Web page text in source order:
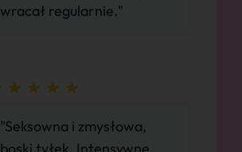
wracał regularnie."
"Seksowna i zmysłowa,